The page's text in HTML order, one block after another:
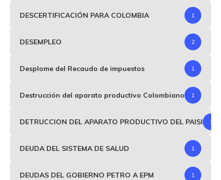
DESCERTIFICACIÓN PARA COLOMBIA 1
DESEMPLEO 2
Desplome del Recaudo de impuestos 1
Destrucción del aparato productivo Colombiano 1
DETRUCCION DEL APARATO PRODUCTIVO DEL PAISI 1
DEUDA DEL SISTEMA DE SALUD 1
DEUDAS DEL GOBIERNO PETRO A EPM 1